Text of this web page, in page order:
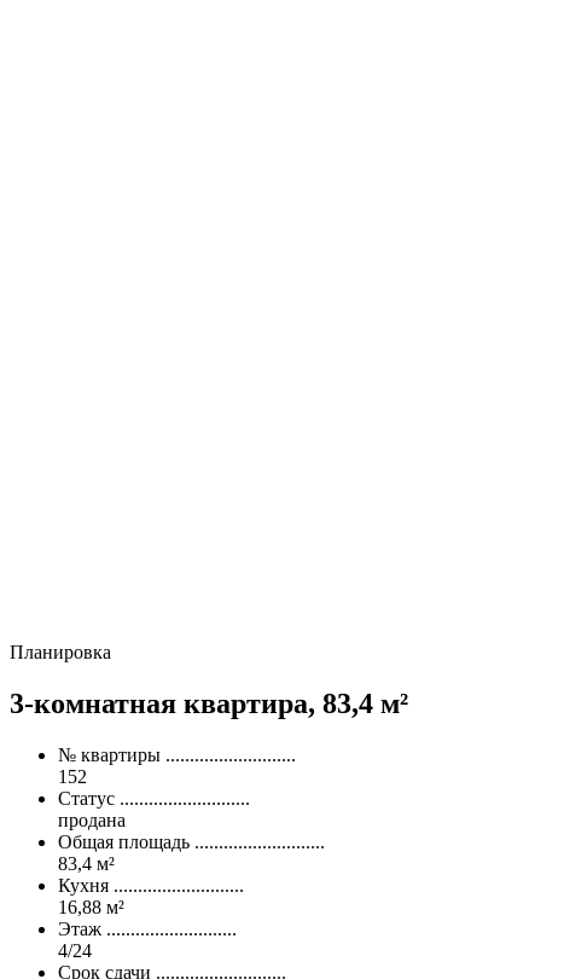
Планировка
3-комнатная квартира, 83,4 м²
№ квартиры ...........................
152
Статус ...........................
продана
Общая площадь ...........................
83,4 м²
Кухня ...........................
16,88 м²
Этаж ...........................
4/24
Срок сдачи ...........................